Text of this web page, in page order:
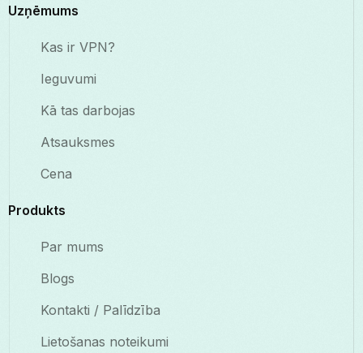
Uzņēmums
Kas ir VPN?
Ieguvumi
Kā tas darbojas
Atsauksmes
Cena
Produkts
Par mums
Blogs
Kontakti / Palīdzība
Lietošanas noteikumi